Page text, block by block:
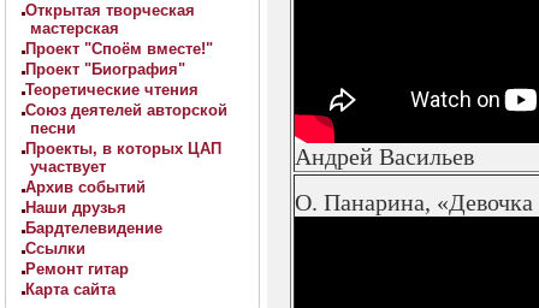
Открытая творческая
мастерская
Проект "Споём вместе!"
Проект "Биография"
Теоретические чтения
Союз деятелей авторской
песни
Проекты, в которых ЦАП
участвует
Архив событий
Наши друзья
Бардтелевидение
Ссылки
Ремонт гитар
Карта сайта
Андрей Васильев
О. Панарина,